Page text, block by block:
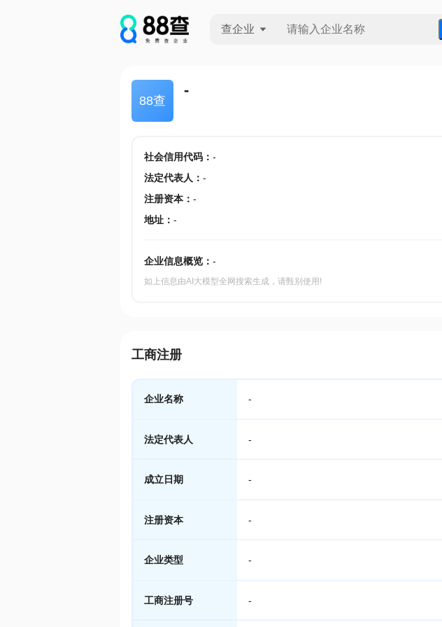
查企业
88查
-
社会信用代码： -
法定代表人 ： -
注册资本： -
地址： -
企业信息概览： -
如上信息由AI大模型全网搜索生成，请甄别使用!
工商注册
企业名称 -
法定代表人 -
成立日期 -
注册资本 -
企业类型 -
工商注册号 -